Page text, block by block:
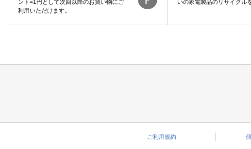
ント=1円として次回以降のお買い物にご
利用いただけます。
いの家電製品のリサイクル
ご利用規約